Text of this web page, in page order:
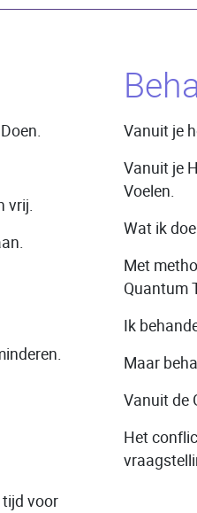
vrij.
voor
Vanuit je
Vanuit je
Voelen.
Wat ik
Met
Quantum
Ik
Maar
Vanuit de
Het